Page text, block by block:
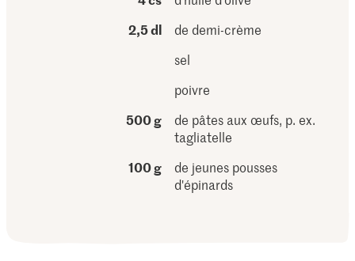
2,5 dl
de demi-crème
sel
poivre
500 g
de pâtes aux œufs, p. ex.
tagliatelle
100 g
de jeunes pousses
d'épinards